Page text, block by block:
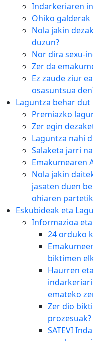
Indarkeriaren
Ohiko galderak
Nola jakin
duzun?
Nor dira sexu-
Zer da
Ez zaude ziur
osasuntsua
Laguntza behar dut
Premiazko
Zer egin
Laguntza nahi
Salaketa jarri
Emakumearen
Nola jakin
jasaten duen
ohiaren
Eskubideak eta
Informazioa
24 orduko
biktimen
Haurren
emateko
Zer dio
prozesuak?
SATEVI